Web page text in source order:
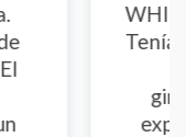
muy
sobre mi salud y
La
el tiempo para
calma, sin